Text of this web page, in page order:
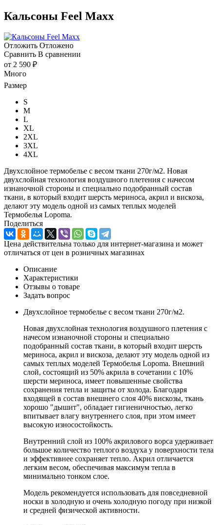
Кальсоны Feel Maxx
Отложить Отложено
Сравнить В сравнении
от 2 590 ₽
Много
Размер
S
M
L
XL
2XL
3XL
4XL
Двухслойное термобелье с весом ткани 270г/м2. Новая
двухслойная технология воздушного плетения с начесом
изнаночной стороны и специально подобранный состав
ткани, в который входит шерсть мериноса, акрил и вискоза,
делают эту модель одной из самых теплых моделей
Термобелья Lopoma.
Поделиться
Цена действительна только для интернет-магазина и может
отличаться от цен в розничных магазинах
Описание
Характеристики
Отзывы о товаре
Задать вопрос
Двухслойное термобелье с весом ткани 270г/м2.
Новая двухслойная технология воздушного плетения с
начесом изнаночной стороны и специально
подобранный состав ткани, в который входит шерсть
мериноса, акрил и вискоза, делают эту модель одной из
самых теплых моделей Термобелья Lopoma. Внешний
слой, состоящий из 50% акрила в сочетании с 10%
шерсти мериноса, имеет повышенные свойства
сохранения тепла и защиты от холода. Благодаря
входящей в состав внешнего слоя 40% вискозы, ткань
хорошо "дышит", обладает гигиеничностью, легко
впитывает влагу внутреннего слоя, при этом имеет
высокую износостойкость.
Внутренний слой из 100% акрилового ворса удерживает
большое количество теплого воздуха у поверхности тела
и эффективнее сохраняет тепло. Акрил отличается
легким весом, обеспечивая максимум тепла в
минимально тонком слое.
Модель рекомендуется использовать для повседневной
носки в холодную и очень холодную погоду при низкой
и средней физической активности.